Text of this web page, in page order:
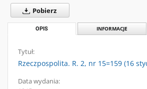
Pobierz
OPIS INFORMACJE
Tytuł:
Rzeczpospolita. R. 2, nr 15=159 (16
Data wydania: